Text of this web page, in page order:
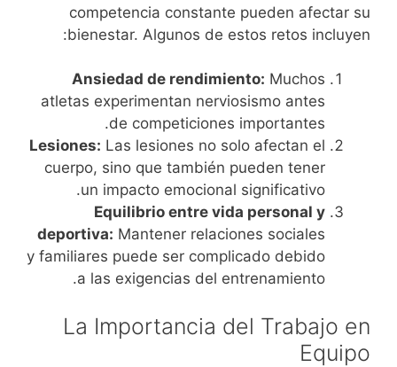
competencia constante pueden afectar su
bienestar. Algunos de estos retos incluyen:
Ansiedad de rendimiento: Muchos
atletas experimentan nerviosismo antes
de competiciones importantes.
Lesiones: Las lesiones no solo afectan el
cuerpo, sino que también pueden tener
un impacto emocional significativo.
Equilibrio entre vida personal y
deportiva: Mantener relaciones sociales
y familiares puede ser complicado debido
a las exigencias del entrenamiento.
La Importancia del Trabajo en
Equipo